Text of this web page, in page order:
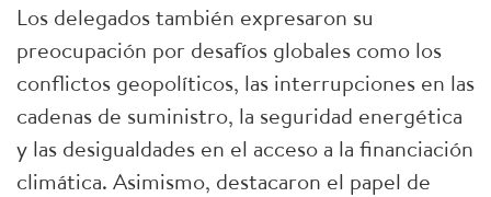
Los delegados también expresaron su
preocupación por desafíos globales como los
conflictos geopolíticos, las interrupciones en las
cadenas de suministro, la seguridad energética
y las desigualdades en el acceso a la financiación
climática. Asimismo, destacaron el papel de